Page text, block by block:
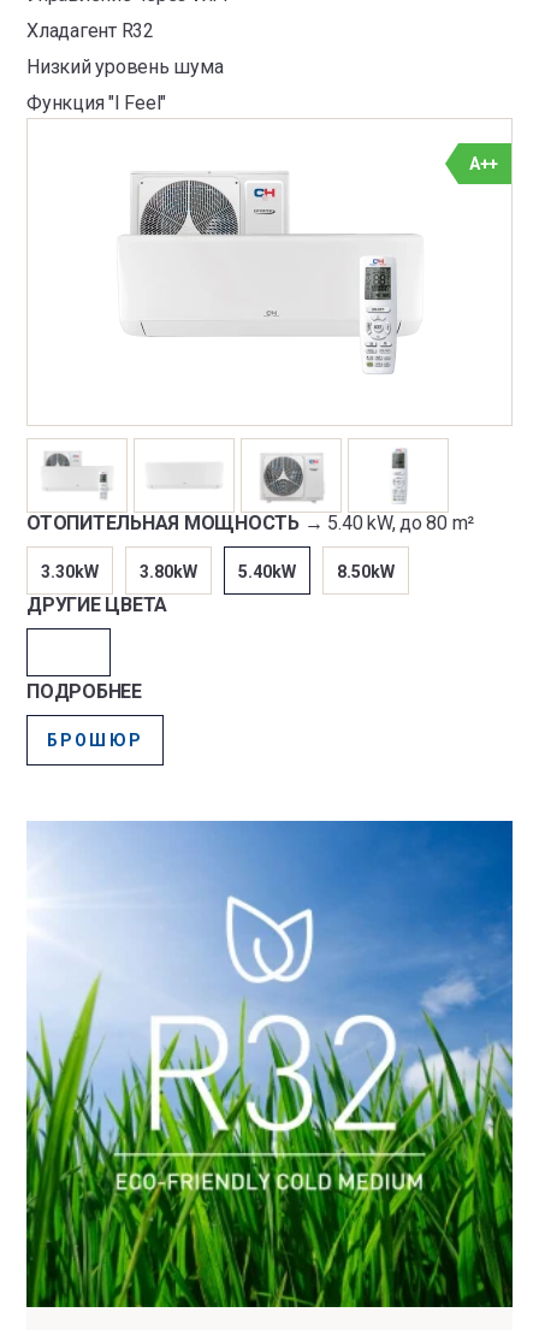
Хладагент R32
Низкий уровень шума
Функция "I Feel"
A++
ОТОПИТЕЛЬНАЯ МОЩНОСТЬ → 5.40 kW, до 80 m²
3.30kW 3.80kW 5.40kW 8.50kW
ДРУГИЕ ЦВЕТА
ПОДРОБНЕЕ
БРОШЮР